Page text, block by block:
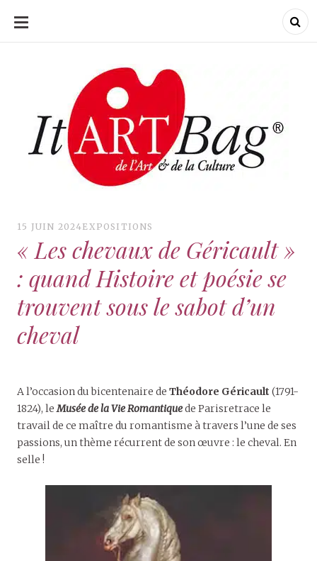
ALLER
CONTENU
ItArtBag
ItArtBag
15 JUIN 2024EXPOSITIONS
« Les chevaux de Géricault »
: quand Histoire et poésie se
trouvent sous le sabot d’un
cheval
A l’occasion du bicentenaire de Théodore Géricault (1791-
1824), leMusée de la Vie Romantiquede Parisretrace le
travail de ce maître du romantisme à travers l’une de ses
passions, un thème récurrent de son œuvre : le cheval. En
selle !